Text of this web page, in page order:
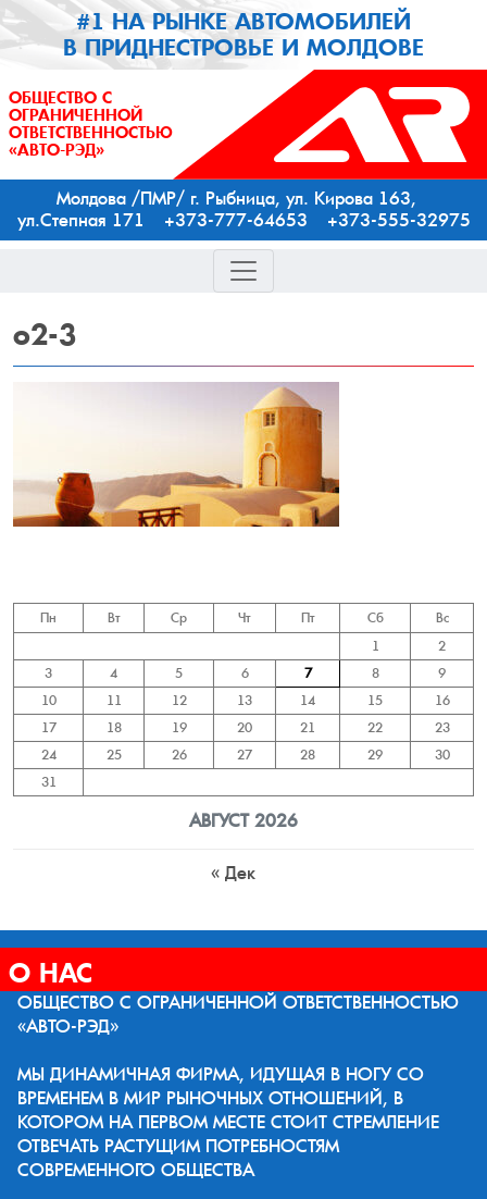
#1 НА РЫНКЕ АВТОМОБИЛЕЙ
В ПРИДНЕСТРОВЬЕ И МОЛДОВЕ
ОБЩЕСТВО С
ОГРАНИЧЕННОЙ
ОТВЕТСТВЕННОСТЬЮ
«АВТО-РЭД»
Молдова /ПМР/ г. Рыбница, ул. Кирова 163,
ул.Степная 171 +373-777-64653 +373-555-32975
o2-3
АВГУСТ 2026
Пн Вт Ср Чт Пт Сб
Вс
1
2
3
4 5 6 7 8
9
10
11 12 13 14 15
16
17
18 19 20 21 22
23
24
25 26 27 28 29
30
31
« Дек
О НАС
ОБЩЕСТВО С ОГРАНИЧЕННОЙ ОТВЕТСТВЕННОСТЬЮ
«АВТО-РЭД»
МЫ ДИНАМИЧНАЯ ФИРМА, ИДУЩАЯ В НОГУ СО
ВРЕМЕНЕМ В МИР РЫНОЧНЫХ ОТНОШЕНИЙ, В
КОТОРОМ НА ПЕРВОМ МЕСТЕ СТОИТ СТРЕМЛЕНИЕ
ОТВЕЧАТЬ РАСТУЩИМ ПОТРЕБНОСТЯМ
СОВРЕМЕННОГО ОБЩЕСТВА